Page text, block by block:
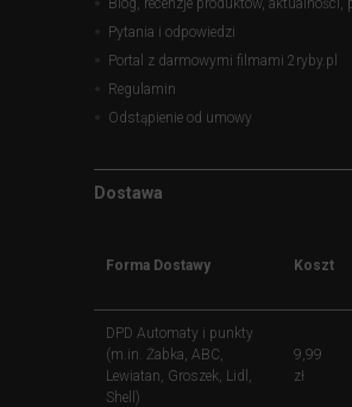
Pytania i odpowiedzi
Portal z darmowymi filmami 2ryby.pl
Regulamin
Odstąpienie od umowy
Dostawa
Forma Dostawy Koszt
DPD Automaty i punkty
(m.in. Żabka, ABC,
Lewiatan, Groszek, Lidl,
Shell)
9,99
zł